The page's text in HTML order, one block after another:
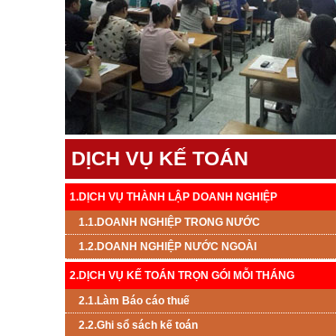
DỊCH VỤ KẾ TOÁN
1.DỊCH VỤ THÀNH LẬP DOANH NGHIỆP
1.1.DOANH NGHIỆP TRONG NƯỚC
1.2.DOANH NGHIỆP NƯỚC NGOÀI
2.DỊCH VỤ KẾ TOÁN TRỌN GÓI MỖI THÁNG
2.1.Làm Báo cáo thuế
2.2.Ghi sổ sách kế toán